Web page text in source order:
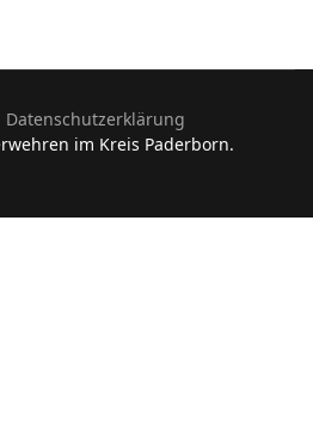
Datenschutzerklärung
im Kreis Paderborn.